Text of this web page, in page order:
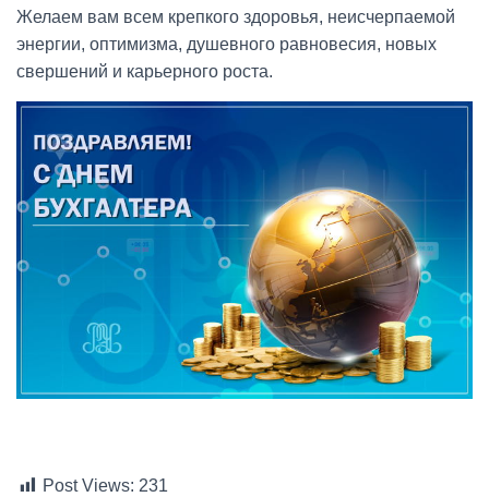
Желаем вам всем крепкого здоровья, неисчерпаемой
энергии, оптимизма, душевного равновесия, новых
свершений и карьерного роста.
Post Views: 231